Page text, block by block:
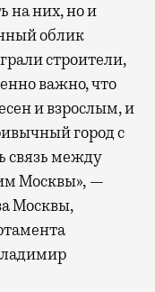
на них, но и
облик
строители,
важно, что
и взрослым, и
город с
связь между
Москвы», —
Москвы,